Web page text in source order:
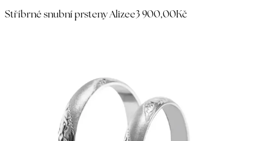
Stříbrné snubní prsteny Alizee3 900,00Kč